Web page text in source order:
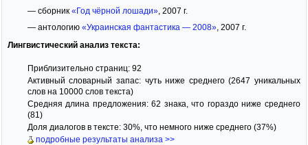
— сборник «Год чёрной лошади», 2007 г.
— антологию «Украинская фантастика — 2008», 2007 г.
Лингвистический анализ текста:
Приблизительно страниц: 92
Активный словарный запас: чуть ниже среднего (2647 уникальных
слов на 10000 слов текста)
Средняя длина предложения: 62 знака, что гораздо ниже среднего
(81)
Доля диалогов в тексте: 30%, что немного ниже среднего (37%)
подробные результаты анализа >>